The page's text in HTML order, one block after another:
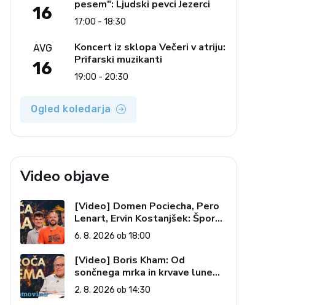
16
pesem": Ljudski pevci Jezerci
17:00 - 18:30
AVG
16
Koncert iz sklopa Večeri v atriju:
Prifarski muzikanti
19:00 - 20:30
Ogled koledarja
Video objave
[Video] Domen Pociecha, Pero
Lenart, Ervin Kostanjšek: Šport
specialcev (Vroča tema, 6. 8.
2026)
6. 8. 2026 ob 18:00
[Video] Boris Kham: Od
sončnega mrka in krvave lune
do slovenskih pečatov v vesolju
(Vroča tema, 2. 8. 2026)
2. 8. 2026 ob 14:30